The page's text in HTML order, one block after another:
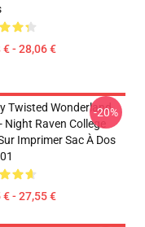
€ - 28,06 €
Twisted Wonderland
Night Raven College
Imprimer Sac À Dos
€ - 27,55 €
-20%